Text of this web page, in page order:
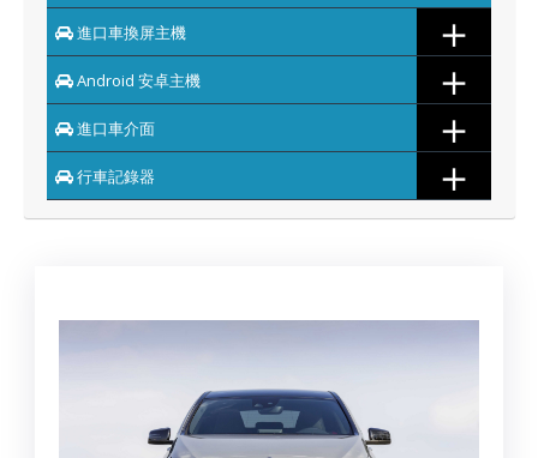
進口車換屏主機 ＋
Android 安卓主機 ＋
進口車介面 ＋
行車記錄器 ＋